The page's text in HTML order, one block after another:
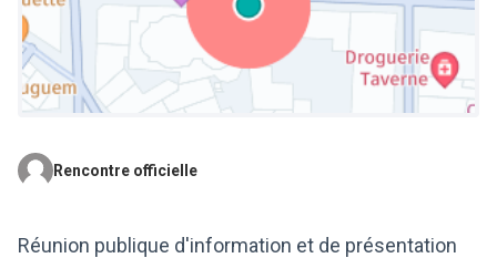
(Lien externe)
Rencontre officielle
Réunion publique d'information et de présentation